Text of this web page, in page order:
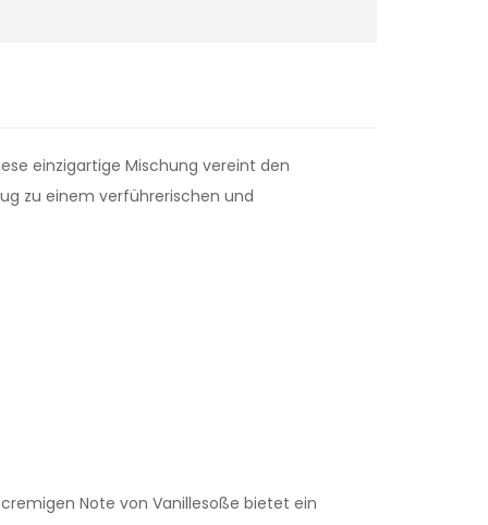
einzigartige Mischung vereint den
zu einem verführerischen und
Note von Vanillesoße bietet ein